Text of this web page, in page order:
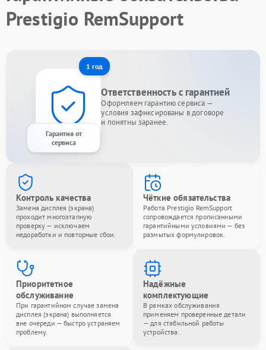
Prestigio RemSupport
1 год
Гарантия от
сервиса
Ответственность с гарантией
Оформляем гарантию сервиса —
условия зафиксированы в договоре
и понятны заранее.
Контроль качества
Замена дисплея (экрана)
проходит многоэтапную
проверку — исключаем
недоработки и повторные сбои.
Чёткие обязательства
Работа Prestigio RemSupport
сопровождается прописанными
гарантийными условиями — без
размытых формулировок.
Приоритетное
обслуживание
При гарантийном случае замена
дисплея (экрана) выполняется
вне очереди — быстро устраняем
проблему.
Надёжные
комплектующие
В рамках обслуживания
применяем проверенные детали
— для стабильной работы
устройства.